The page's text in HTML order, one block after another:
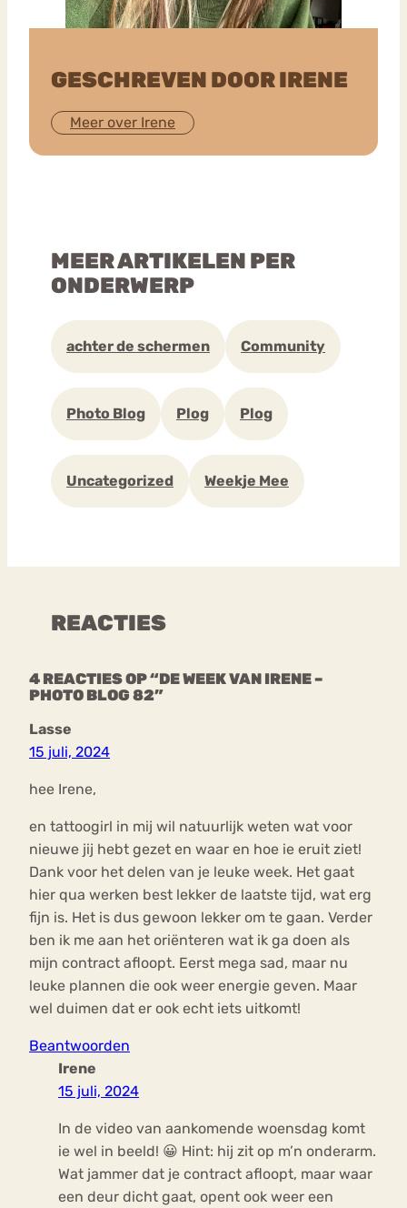
GESCHREVEN DOOR IRENE
Meer over Irene
MEER ARTIKELEN PER
ONDERWERP
achter de schermen Community
Photo Blog Plog Plog
Uncategorized Weekje Mee
REACTIES
4 REACTIES OP “DE WEEK VAN IRENE –
PHOTO BLOG 82”
Lasse
15 juli, 2024
hee Irene,
en tattoogirl in mij wil natuurlijk weten wat voor
nieuwe jij hebt gezet en waar en hoe ie eruit ziet!
Dank voor het delen van je leuke week. Het gaat
hier qua werken best lekker de laatste tijd, wat erg
fijn is. Het is dus gewoon lekker om te gaan. Verder
ben ik me aan het oriënteren wat ik ga doen als
mijn contract afloopt. Eerst mega sad, maar nu
leuke plannen die ook weer energie geven. Maar
wel duimen dat er ook echt iets uitkomt!
Beantwoorden
Irene
15 juli, 2024
In de video van aankomende woensdag komt
ie wel in beeld! 😀 Hint: hij zit op m’n onderarm.
Wat jammer dat je contract afloopt, maar waar
een deur dicht gaat, opent ook weer een